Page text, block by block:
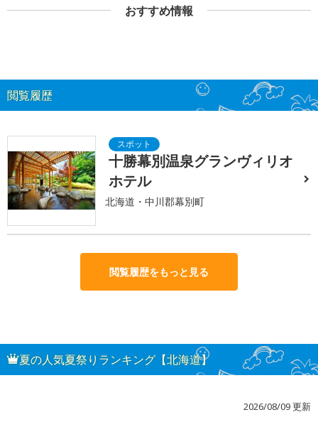
おすすめ情報
閲覧履歴
十勝幕別温泉グランヴィリオ
ホテル
北海道・中川郡幕別町
閲覧履歴をもっと見る
夏の人気夏祭りランキング【北海道】
2026/08/09 更新